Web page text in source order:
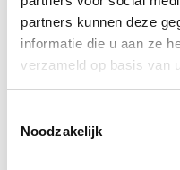
partners kunnen deze
informatie die u aan ze
verzameld op basis van
Noodzakelijk
Nog
€